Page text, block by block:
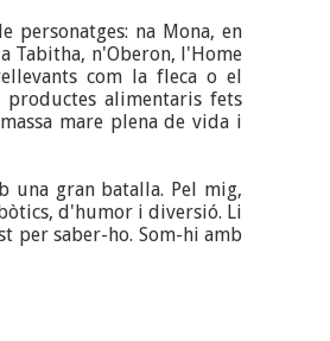
personatges: na Mona, en
Tabitha, n'Oberon, l'Home
com la fleca o el
alimentaris fets
mare plena de vida i
una gran batalla. Pel mig,
d'humor i diversió. Li
per saber-ho. Som-hi amb